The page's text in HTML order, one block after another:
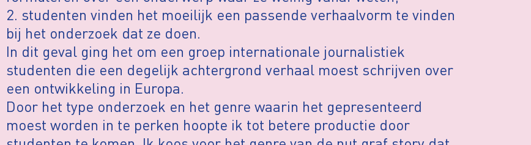
2. studenten vinden het moeilijk een passende verhaalvorm te vinden
bij het onderzoek dat ze doen.
In dit geval ging het om een groep internationale journalistiek
studenten die een degelijk achtergrond verhaal moest schrijven over
een ontwikkeling in Europa.
Door het type onderzoek en het genre waarin het gepresenteerd
moest worden in te perken hoopte ik tot betere productie door